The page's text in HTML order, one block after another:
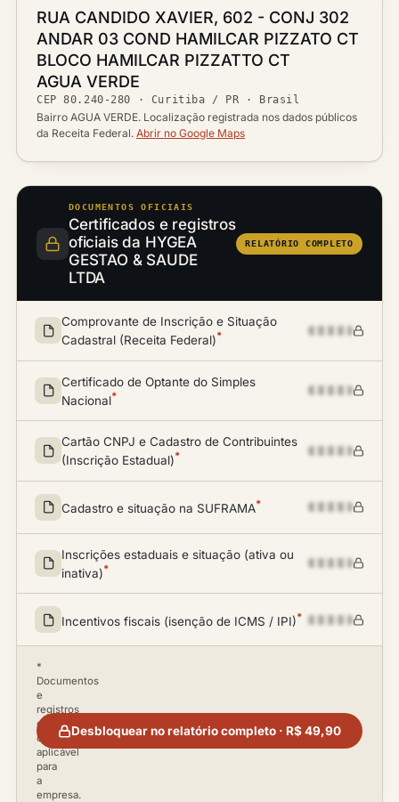
Logradouro
RUA CANDIDO XAVIER, 602 - CONJ 302
ANDAR 03 COND HAMILCAR PIZZATO CT
BLOCO HAMILCAR PIZZATTO CT
Bairro
AGUA VERDE
CEP
CEP80.240-280 ·
Cidade / UF
Curitiba / PR · Brasil
Ver localização no mapa
Bairro AGUA VERDE. Localização registrada nos dados públicos
da Receita Federal. Abrir no Google Maps
DOCUMENTOS OFICIAIS
Certificados e registros
oficiais da HYGEA
GESTAO & SAUDE
LTDA
RELATÓRIO COMPLETO
Comprovante de Inscrição e Situação
Cadastral (Receita Federal)*
Certificado de Optante do Simples
Nacional*
Cartão CNPJ e Cadastro de Contribuintes
(Inscrição Estadual)*
Cadastro e situação na SUFRAMA*
Inscrições estaduais e situação (ativa ou
inativa)*
Incentivos fiscais (isenção de ICMS / IPI)*
*
Documentos
e
registros
disponíveis
conforme
aplicável
para
a
empresa.
Desbloquear no relatório completo · R$ 49,90